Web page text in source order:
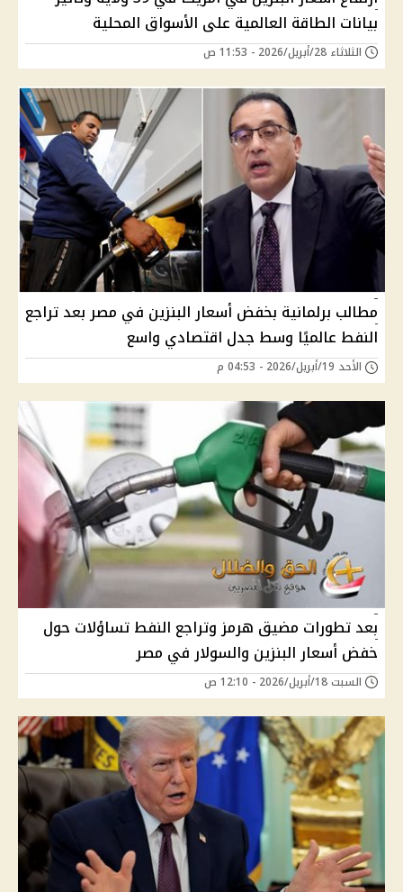
بيانات الطاقة العالمية على الأسواق المحلية
الثلاثاء 28/أبريل/2026 - 11:53 ص
مطالب برلمانية بخفض أسعار البنزين في مصر بعد تراجع
النفط عالميًا وسط جدل اقتصادي واسع
الأحد 19/أبريل/2026 - 04:53 م
بعد تطورات مضيق هرمز وتراجع النفط تساؤلات حول
خفض أسعار البنزين والسولار في مصر
السبت 18/أبريل/2026 - 12:10 ص